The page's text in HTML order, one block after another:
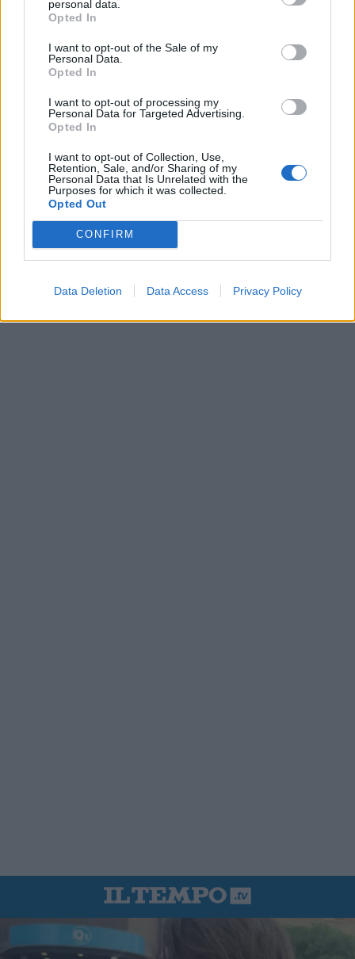
personal data.
Opted In
I want to opt-out of the Sale of my
Personal Data.
Opted In
I want to opt-out of processing my
Personal Data for Targeted Advertising.
Opted In
I want to opt-out of Collection, Use,
Retention, Sale, and/or Sharing of my
Personal Data that Is Unrelated with the
Purposes for which it was collected.
Opted Out
CONFIRM
Data Deletion Data Access Privacy Policy
In evidenza